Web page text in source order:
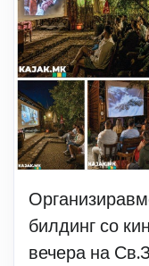
билдинг со
вечера на